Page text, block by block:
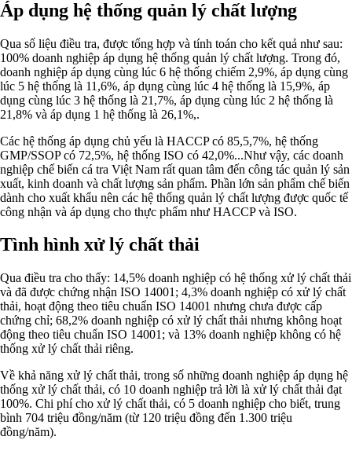
Áp dụng hệ thống quản lý chất lượng
Qua số liệu điều tra, được tổng hợp và tính toán cho kết quả như sau:
100% doanh nghiệp áp dụng hệ thống quản lý chất lượng. Trong đó,
doanh nghiệp áp dụng cùng lúc 6 hệ thống chiếm 2,9%, áp dụng cùng
lúc 5 hệ thống là 11,6%, áp dụng cùng lúc 4 hệ thống là 15,9%, áp
dụng cùng lúc 3 hệ thống là 21,7%, áp dụng cùng lúc 2 hệ thống là
21,8% và áp dụng 1 hệ thống là 26,1%,.
Các hệ thống áp dụng chủ yếu là HACCP có 85,5,7%, hệ thống
GMP/SSOP có 72,5%, hệ thống ISO có 42,0%...Như vậy, các doanh
nghiệp chế biến cá tra Việt Nam rất quan tâm đến công tác quản lý sản
xuất, kinh doanh và chất lượng sản phẩm. Phần lớn sản phẩm chế biến
dành cho xuất khẩu nên các hệ thống quản lý chất lượng được quốc tế
công nhận và áp dụng cho thực phẩm như HACCP và ISO.
Tình hình xử lý chất thải
Qua điều tra cho thấy: 14,5% doanh nghiệp có hệ thống xử lý chất thải
và đã được chứng nhận ISO 14001; 4,3% doanh nghiệp có xử lý chất
thải, hoạt động theo tiêu chuẩn ISO 14001 nhưng chưa được cấp
chứng chỉ; 68,2% doanh nghiệp có xử lý chất thải nhưng không hoạt
động theo tiêu chuẩn ISO 14001; và 13% doanh nghiệp không có hệ
thống xử lý chất thải riêng.
Về khả năng xử lý chất thải, trong số những doanh nghiệp áp dụng hệ
thống xử lý chất thải, có 10 doanh nghiệp trả lời là xử lý chất thải đạt
100%. Chi phí cho xử lý chất thải, có 5 doanh nghiệp cho biết, trung
bình 704 triệu đồng/năm (từ 120 triệu đồng đến 1.300 triệu
đồng/năm).